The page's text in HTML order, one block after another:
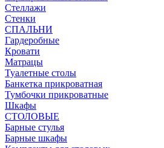
Стеллажи
Стенки
СПАЛЬНИ
Гардеробные
Кровати
Матрацы
Туалетные столы
Банкетка прикроватная
Тумбочки прикроватные
Шкафы
СТОЛОВЫЕ
Барные стулья
Барные шкафы